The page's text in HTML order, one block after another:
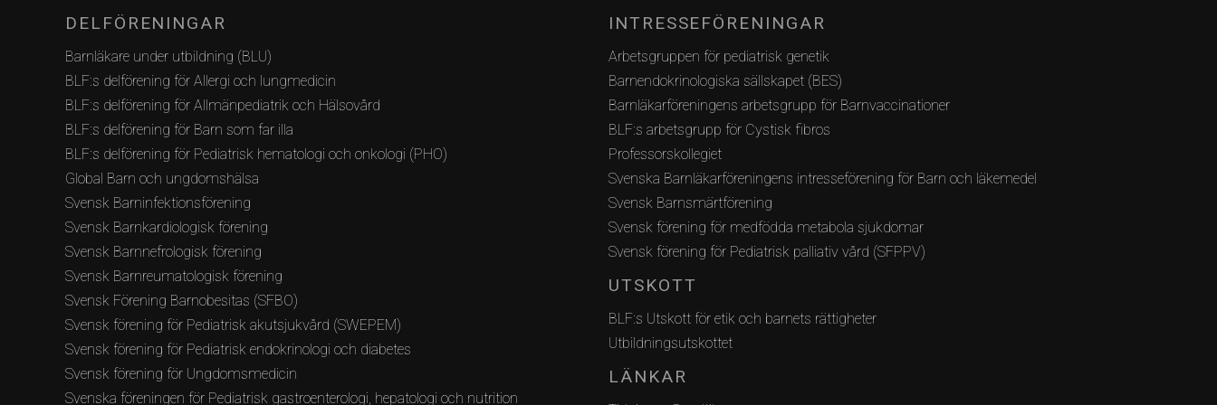
DELFÖRENINGAR
Barnläkare under utbildning (BLU)
BLF:s delförening för Allergi och lungmedicin
BLF:s delförening för Allmänpediatrik och Hälsovård
BLF:s delförening för Barn som far illa
BLF:s delförening för Pediatrisk hematologi och onkologi (PHO)
Global Barn och ungdomshälsa
Svensk Barninfektionsförening
Svensk Barnkardiologisk förening
Svensk Barnnefrologisk förening
Svensk Barnreumatologisk förening
Svensk Förening Barnobesitas (SFBO)
Svensk förening för Pediatrisk akutsjukvård (SWEPEM)
Svensk förening för Pediatrisk endokrinologi och diabetes
Svensk förening för Ungdomsmedicin
Svenska föreningen för Pediatrisk gastroenterologi, hepatologi och nutrition
INTRESSEFÖRENINGAR
Arbetsgruppen för pediatrisk genetik
Barnendokrinologiska sällskapet (BES)
Barnläkarföreningens arbetsgrupp för Barnvaccinationer
BLF:s arbetsgrupp för Cystisk fibros
Professorskollegiet
Svenska Barnläkarföreningens intresseförening för Barn och läkemedel
Svensk Barnsmärtförening
Svensk förening för medfödda metabola sjukdomar
Svensk förening för Pediatrisk palliativ vård (SFPPV)
UTSKOTT
BLF:s Utskott för etik och barnets rättigheter
Utbildningsutskottet
LÄNKAR